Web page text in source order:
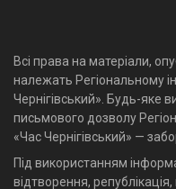
Всі права на матеріали,
належать Регіональному
Чернігівський». Будь-яке
письмового дозволу
«Час Чернігівський» —
Під використанням
відтворення,